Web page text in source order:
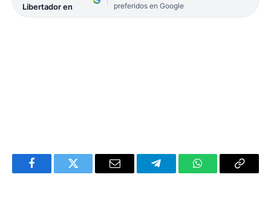
Libertador en
preferidos en Google
FacebookTwitter Email TelegramWhatsAppCopy